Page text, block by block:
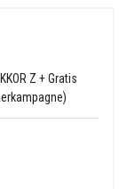
Z + Gratis